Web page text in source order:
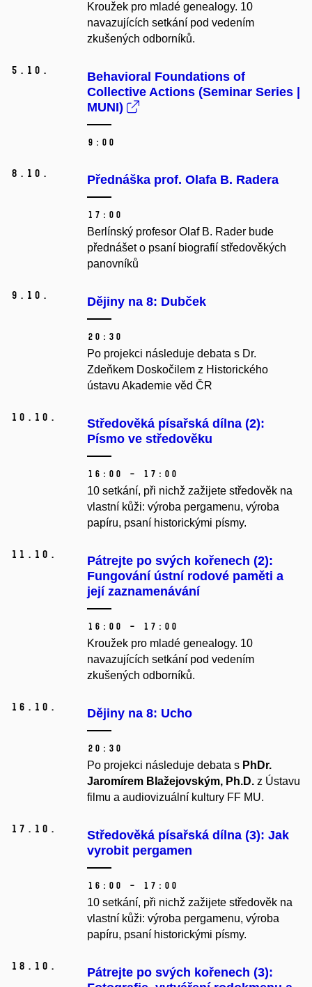
Kroužek pro mladé genealogy. 10
navazujících setkání pod vedením
zkušených odborníků.
5. 10.
Behavioral Foundations of
Collective Actions (Seminar Series |
MUNI)
9:00
8. 10. Přednáška prof. Olafa B. Radera
17:00
Berlínský profesor Olaf B. Rader bude
přednášet o psaní biografií středověkých
panovníků
9. 10. Dějiny na 8: Dubček
20:30
Po projekci následuje debata s Dr.
Zdeňkem Doskočilem z Historického
ústavu Akademie věd ČR
10. 10.
Středověká písařská dílna (2):
Písmo ve středověku
16:00 – 17:00
10 setkání, při nichž zažijete středověk na
vlastní kůži: výroba pergamenu, výroba
papíru, psaní historickými písmy.
11. 10.
Pátrejte po svých kořenech (2):
Fungování­ ústní­ rodové paměti a
její zaznamenávání
16:00 – 17:00
Kroužek pro mladé genealogy. 10
navazujících setkání pod vedením
zkušených odborníků.
16. 10. Dějiny na 8: Ucho
20:30
Po projekci následuje debata s PhDr.
Jaromírem Blažejovským, Ph.D. z Ústavu
filmu a audiovizuální kultury FF MU.
17. 10.
Středověká písařská dílna (3): Jak
vyrobit pergamen
16:00 – 17:00
10 setkání, při nichž zažijete středověk na
vlastní kůži: výroba pergamenu, výroba
papíru, psaní historickými písmy.
18. 10.
Pátrejte po svých kořenech (3):